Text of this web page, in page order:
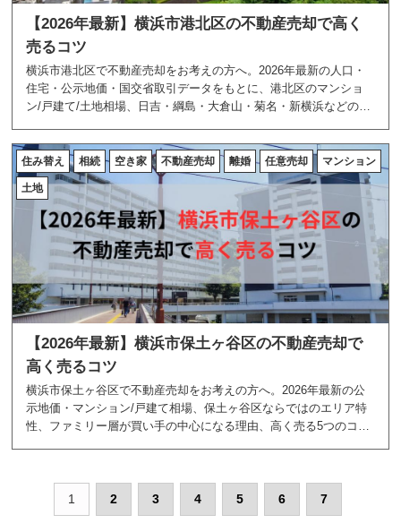
【2026年最新】横浜市港北区の不動産売却で高く
売るコツ
横浜市港北区で不動産売却をお考えの方へ。2026年最新の人口・
住宅・公示地価・国交省取引データをもとに、港北区のマンショ
ン/戸建て/土地相場、日吉・綱島・大倉山・菊名・新横浜などのエ
します。
住み替え 相続 空き家 不動産売却 離婚 任意売却 マンション
土地
【2026年最新】横浜市保土ヶ谷区の不動産売却で
高く売るコツ
横浜市保土ヶ谷区で不動産売却をお考えの方へ。2026年最新の公
示地価・マンション/戸建て相場、保土ヶ谷区ならではのエリア特
性、ファミリー層が買い手の中心になる理由、高く売る5つのコツ
1 2 3 4 5 6 7